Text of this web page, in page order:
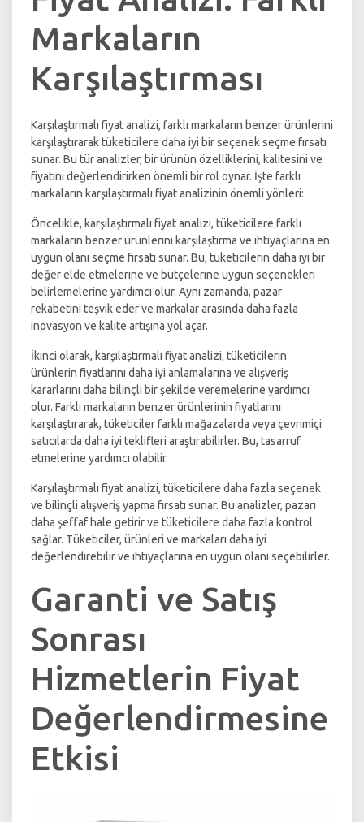
Markaların
Karşılaştırması
Karşılaştırmalı fiyat analizi, farklı markaların benzer ürünlerini
karşılaştırarak tüketicilere daha iyi bir seçenek seçme fırsatı
sunar. Bu tür analizler, bir ürünün özelliklerini, kalitesini ve
fiyatını değerlendirirken önemli bir rol oynar. İşte farklı
markaların karşılaştırmalı fiyat analizinin önemli yönleri:
Öncelikle, karşılaştırmalı fiyat analizi, tüketicilere farklı
markaların benzer ürünlerini karşılaştırma ve ihtiyaçlarına en
uygun olanı seçme fırsatı sunar. Bu, tüketicilerin daha iyi bir
değer elde etmelerine ve bütçelerine uygun seçenekleri
belirlemelerine yardımcı olur. Aynı zamanda, pazar
rekabetini teşvik eder ve markalar arasında daha fazla
inovasyon ve kalite artışına yol açar.
İkinci olarak, karşılaştırmalı fiyat analizi, tüketicilerin
ürünlerin fiyatlarını daha iyi anlamalarına ve alışveriş
kararlarını daha bilinçli bir şekilde veremelerine yardımcı
olur. Farklı markaların benzer ürünlerinin fiyatlarını
karşılaştırarak, tüketiciler farklı mağazalarda veya çevrimiçi
satıcılarda daha iyi teklifleri araştırabilirler. Bu, tasarruf
etmelerine yardımcı olabilir.
Karşılaştırmalı fiyat analizi, tüketicilere daha fazla seçenek
ve bilinçli alışveriş yapma fırsatı sunar. Bu analizler, pazarı
daha şeffaf hale getirir ve tüketicilere daha fazla kontrol
sağlar. Tüketiciler, ürünleri ve markaları daha iyi
değerlendirebilir ve ihtiyaçlarına en uygun olanı seçebilirler.
Garanti ve Satış
Sonrası
Hizmetlerin Fiyat
Değerlendirmesine
Etkisi